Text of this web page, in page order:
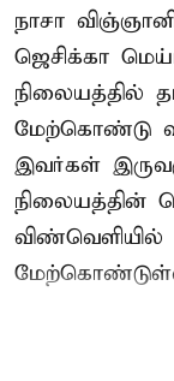
நாசா
ஜெசிக்கா
நிலையத்தில்
மேற்கொண்டு
இவர்கள்
நிலையத்தின்
விண்வெளியில்